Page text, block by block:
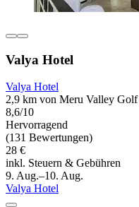
Valya Hotel
Valya Hotel
2,9 km von Meru Valley
8,6/10
Hervorragend
(131 Bewertungen)
28 €
inkl. Steuern & Gebühren
9. Aug.–10. Aug.
Valya Hotel